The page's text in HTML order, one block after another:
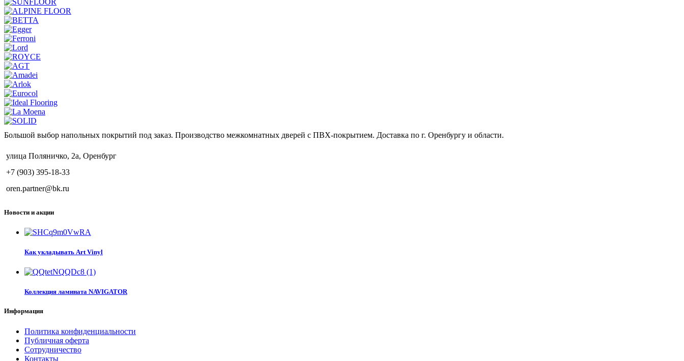
Большой выбор напольных покрытий под заказ. Производство межкомнатных дверей с ПВХ-покрытием. Доставка по г. Оренбургу и области.
улица Поляничко, 2а, Оренбург
+7 (903) 395-18-33
oren.partner@bk.ru
Новости и акции
Как укладывать Art Vinyl
Коллекция ламината NAVIGATOR
Информация
Политика конфиденциальности
Публичная оферта
Сотрудничество
Контакты